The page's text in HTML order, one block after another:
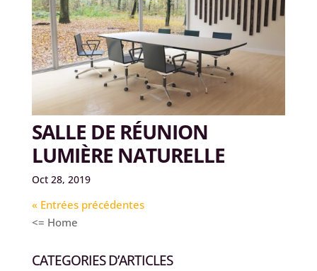
SALLE DE RÉUNION
LUMIÈRE NATURELLE
Oct 28, 2019
« Entrées précédentes
<= Home
CATEGORIES D’ARTICLES